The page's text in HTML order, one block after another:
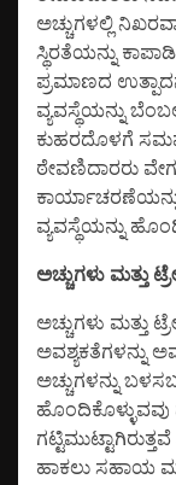
ಅಚ್ಚುಗಳಲ್ಲಿ
ಸ್ಥಿರತೆಯನ್ನು
ಪ್ರಮಾಣದ
ವ್ಯವಸ್ಥೆಯನ್ನು
ಕುಹರದೊಳಗೆ
ಠೇವಣಿದಾರರು
ವ್ಯವಸ್ಥೆಯನ್ನು
ಅಚ್ಚುಗಳು ಮತ್ತು
ಅಚ್ಚುಗಳು ಮತ್ತು
ಅವಶ್ಯಕತೆಗಳನ್ನು
ಅಚ್ಚುಗಳನ್ನು
ಹೊಂದಿಕೊಳ್ಳುವವು
ಹಾಕಲು ಸಹಾಯ